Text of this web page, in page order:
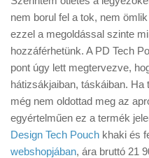
nem borul fel a tok, nem
ezzel a megoldással szinte
hozzáférhetünk. A PD Tech
pont úgy lett megtervezve,
hátizsákjaiban, táskáiban.
még nem oldottad meg az
egyértelműen ez a termék
Design Tech Pouch khaki és
webshopjában, ára bruttó 21